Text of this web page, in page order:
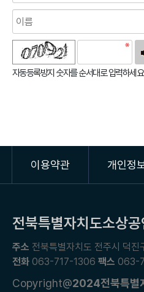
자동등록방지 숫자를 순서대로 입력하세
이용약관 개인정
전북특별자치도소상공
주소 전북특별자치도 전주시 덕
전화 063-717-1306 팩스 063-
Copyright@2024전북특별